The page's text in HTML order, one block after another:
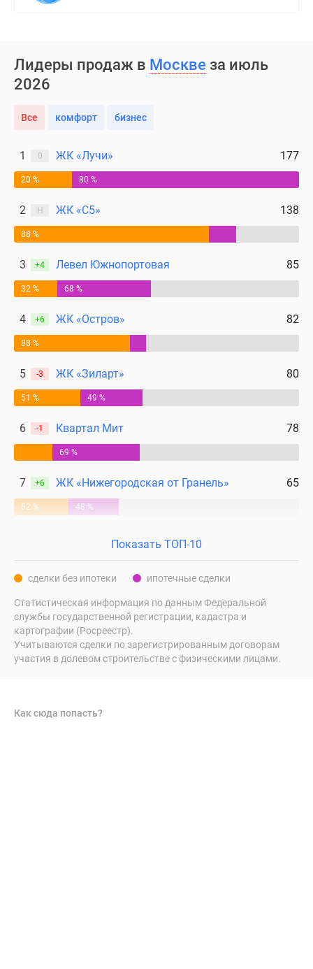
Лидеры продаж в Москве за июль
2026
Все комфорт бизнес
1 0 ЖК «Лучи» 177
20 % 80 %
2 Н ЖК «С5» 138
88 %
3 +4 Левел Южнопортовая 85
32 % 68 %
4 +6 ЖК «Остров» 82
88 %
5 -3 ЖК «Зиларт» 80
51 % 49 %
6 -1 Квартал Мит 78
69 %
7 +6 ЖК «Нижегородская от Гранель» 65
52 % 48 %
Показать ТОП-10
сделки без ипотеки ипотечные сделки
Статистическая информация по данным Федеральной
службы государственной регистрации, кадастра и
картографии (Росреестр).
Учитываются сделки по зарегистрированным договорам
участия в долевом строительстве с физическими лицами.
Как сюда попасть?